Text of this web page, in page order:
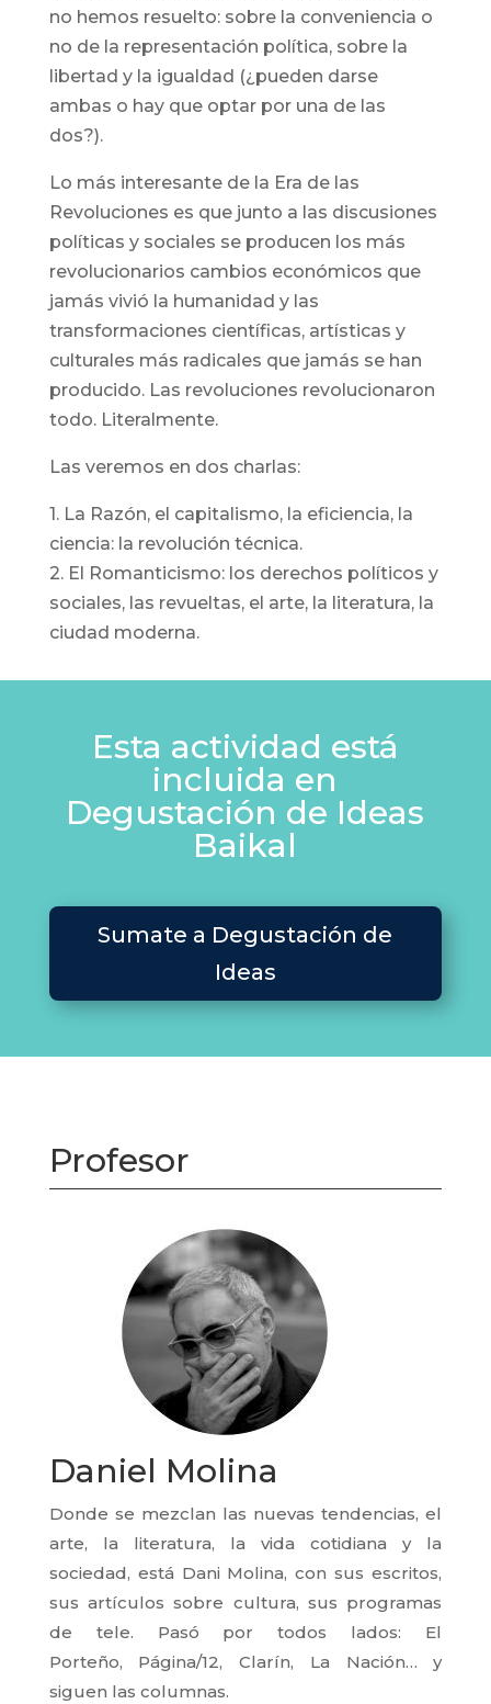
no hemos resuelto: sobre la conveniencia o
no de la representación política, sobre la
libertad y la igualdad (¿pueden darse
ambas o hay que optar por una de las
dos?).
Lo más interesante de la Era de las
Revoluciones es que junto a las discusiones
políticas y sociales se producen los más
revolucionarios cambios económicos que
jamás vivió la humanidad y las
transformaciones científicas, artísticas y
culturales más radicales que jamás se han
producido. Las revoluciones revolucionaron
todo. Literalmente.
Las veremos en dos charlas:
1. La Razón, el capitalismo, la eficiencia, la
ciencia: la revolución técnica.
2. El Romanticismo: los derechos políticos y
sociales, las revueltas, el arte, la literatura, la
ciudad moderna.
Esta actividad está
incluida en
Degustación de Ideas
Baikal
Sumate a Degustación de
Ideas
Profesor
Daniel Molina
Donde se mezclan las nuevas tendencias, el
arte, la literatura, la vida cotidiana y la
sociedad, está Dani Molina, con sus escritos,
sus artículos sobre cultura, sus programas
de tele. Pasó por todos lados: El
Porteño, Página/12, Clarín, La Nación… y
siguen las columnas.